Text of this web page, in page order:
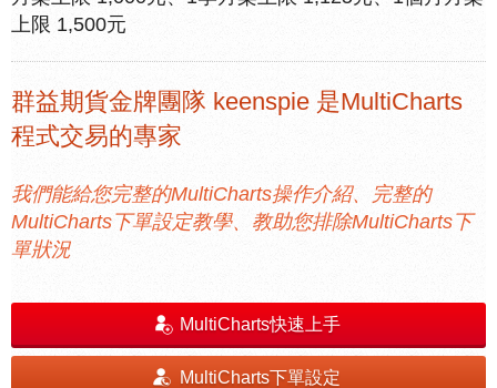
上限 1,500元
群益期貨金牌團隊 keenspie 是MultiCharts
程式交易的專家
我們能給您完整的MultiCharts操作介紹、完整的
MultiCharts下單設定教學、教助您排除MultiCharts下
單狀況
MultiCharts快速上手
MultiCharts下單設定